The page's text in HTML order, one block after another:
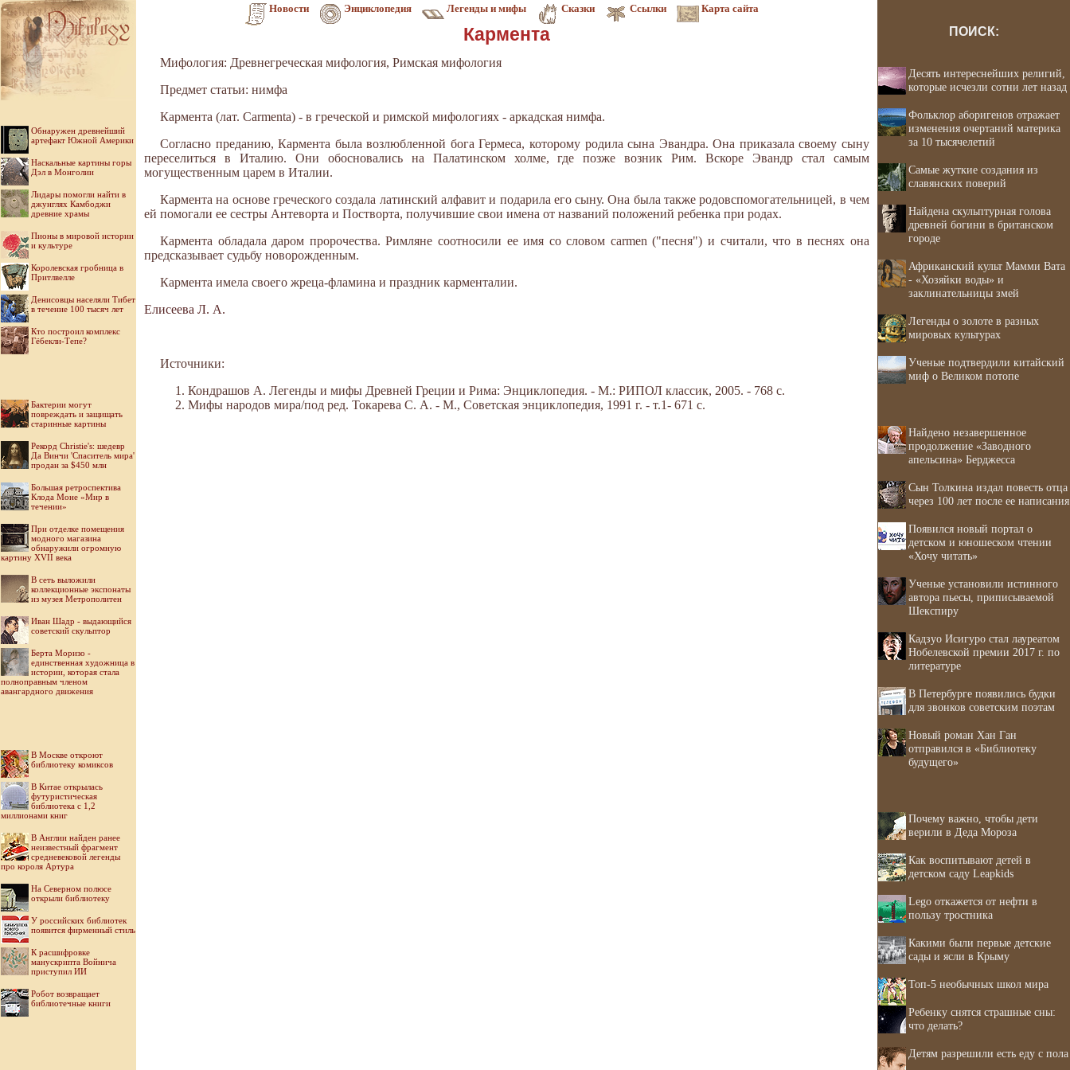
Новости Энциклопедия Легенды и мифы Сказки Ссылки Карта сайта
Обнаружен древнейший
артефакт Южной Америки
Наскальные картины горы
Дэл в Монголии
Лидары помогли найти в
джунглях Камбоджи
древние храмы
Пионы в мировой истории
и культуре
Королевская гробница в
Притлвелле
Денисовцы населяли Тибет
в течение 100 тысяч лет
Кто построил комплекс
Гёбекли-Тепе?
Бактерии могут
повреждать и защищать
старинные картины
Рекорд Christie's: шедевр
Да Винчи 'Спаситель мира'
продан за $450 млн
Большая ретроспектива
Клода Моне «Мир в
течении»
При отделке помещения
модного магазина
обнаружили огромную
картину XVII века
В сеть выложили
коллекционные экспонаты
из музея Метрополитен
Иван Шадр - выдающийся
советский скульптор
Берта Моризо -
единственная художница в
истории, которая стала
полноправным членом
авангардного движения
В Москве откроют
библиотеку комиксов
В Китае открылась
футуристическая
библиотека с 1,2
миллионами книг
В Англии найден ранее
неизвестный фрагмент
средневековой легенды
про короля Артура
На Северном полюсе
открыли библиотеку
У российских библиотек
появится фирменный стиль
К расшифровке
манускрипта Войнича
приступил ИИ
Робот возвращает
библиотечные книги
Кармента
Мифология: Древнегреческая мифология, Римская мифология
Предмет статьи: нимфа
Кармента (лат. Carmenta) - в греческой и римской мифологиях - аркадская нимфа.
Согласно преданию, Кармента была возлюбленной бога Гермеса, которому родила сына Эвандра. Она приказала своему сыну
переселиться в Ита­лию. Они обосновались на Палатинском холме, где позже возник Рим. Вскоре Эвандр стал самым
могущественным царем в Италии.
Кармента на ос­нове греческого создала латинский алфавит и подарила его сыну. Она была также родовспомогательницей, в чем
ей помогали ее сестры Антеворта и Постворта, получившие свои имена от названий положений ребенка при родах.
Кармента обладала даром пророчества. Рим­ляне соотносили ее имя со словом carmen ("песня") и считали, что в песнях она
предсказывает судьбу новорожденным.
Кармента имела своего жреца-фламина и праздник карменталии.
Елисеева Л. А.
Источники:
Кондрашов А. Легенды и мифы Древней Греции и Рима: Энциклопедия. - М.: РИПОЛ классик, 2005. - 768 с.
Мифы народов мира/под ред. Токарева С. А. - М., Советская энциклопедия, 1991 г. - т.1- 671 с.
ПОИСК:
Десять интереснейших религий,
которые исчезли сотни лет назад
Фольклор аборигенов отражает
изменения очертаний материка
за 10 тысячелетий
Самые жуткие создания из
славянских поверий
Найдена скульптурная голова
древней богини в британском
городе
Африканский культ Мамми Вата
- «Хозяйки воды» и
заклинательницы змей
Легенды о золоте в разных
мировых культурах
Ученые подтвердили китайский
миф о Великом потопе
Найдено незавершенное
продолжение «Заводного
апельсина» Берджесса
Сын Толкина издал повесть отца
через 100 лет после ее написания
Появился новый портал о
детском и юношеском чтении
«Хочу читать»
Ученые установили истинного
автора пьесы, приписываемой
Шекспиру
Кадзуо Исигуро стал лауреатом
Нобелевской премии 2017 г. по
литературе
В Петербурге появились будки
для звонков советским поэтам
Новый роман Хан Ган
отправился в «Библиотеку
будущего»
Почему важно, чтобы дети
верили в Деда Мороза
Как воспитывают детей в
детском саду Leapkids
Lego откажется от нефти в
пользу тростника
Какими были первые детские
сады и ясли в Крыму
Топ-5 необычных школ мира
Ребенку снятся страшные сны:
что делать?
Детям разрешили есть еду с пола